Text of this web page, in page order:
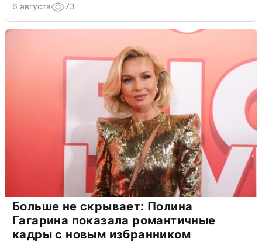
6 августа 73
Больше не скрывает: Полина
Гагарина показала романтичные
кадры с новым избранником